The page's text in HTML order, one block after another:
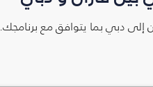
إلى دبي بما يتوافق مع برنامجك.